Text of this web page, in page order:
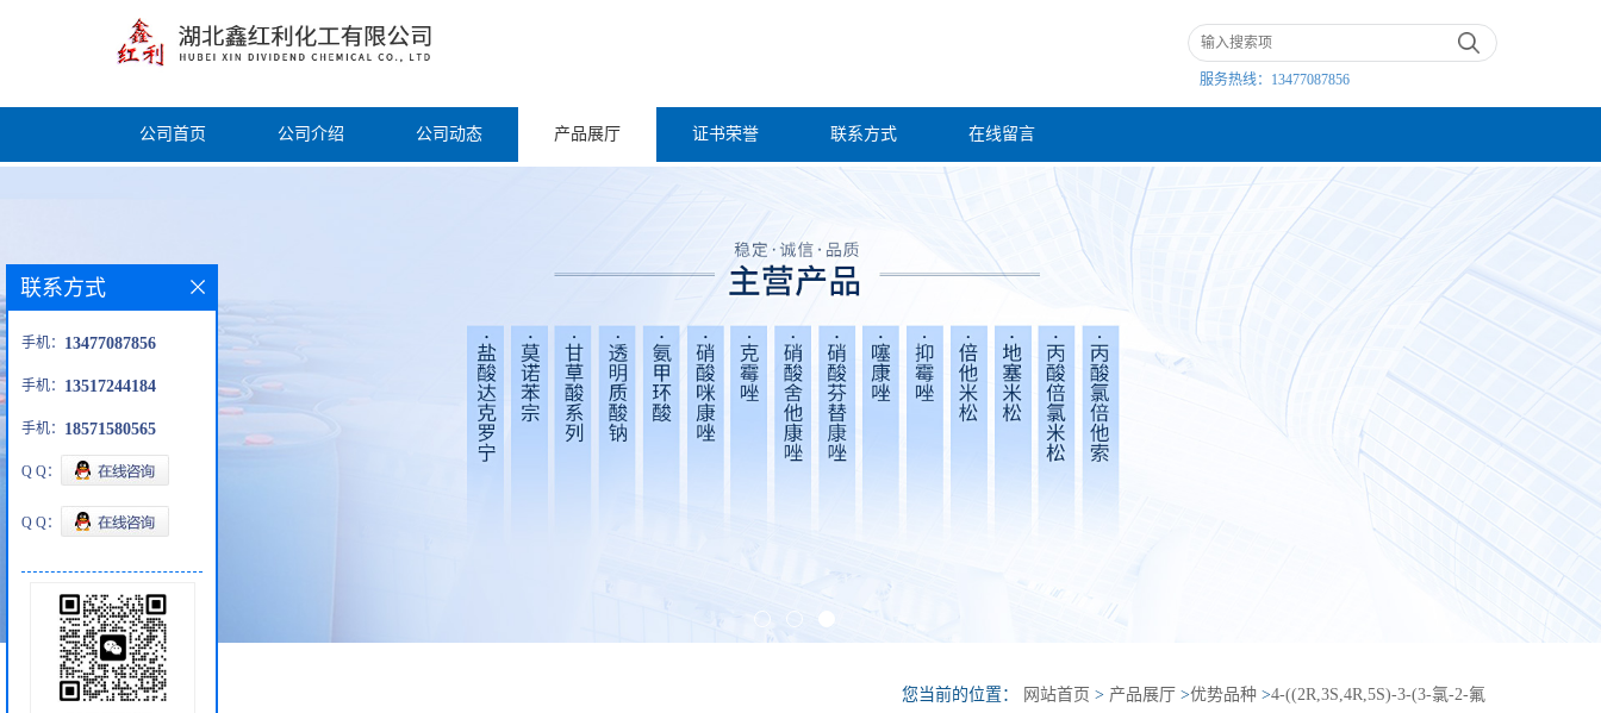
服务热线： 13477087856
公司首页 公司介绍 公司动态 产品展厅 证书荣誉 联系方式 在线留言
产品展厅 您当前的位置： 网站首页 > 产品展厅 >优势品种 >4-((2R,3S,4R,5S)-3-(3-氯-2-氟
联系方式
手机： 13477087856
手机： 13517244184
手机： 18571580565
Q Q：
Q Q：